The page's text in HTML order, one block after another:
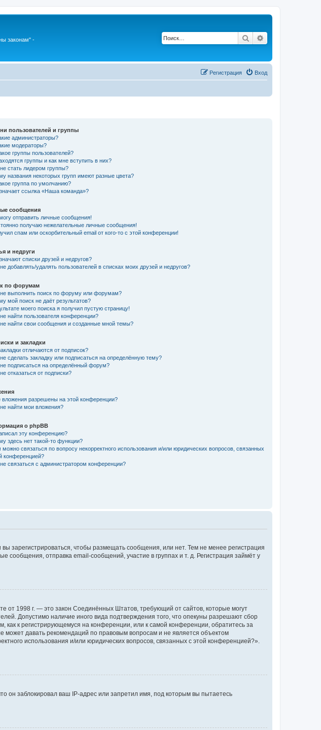
законам" -
Поиск
Вход
Регистрация
пользователей и группы
администраторы?
модераторы?
группы пользователей?
группы и как мне вступить в них?
стать лидером группы?
названия некоторых групп имеют разные цвета?
группа по умолчанию?
ссылка «Наша команда»?
сообщения
отправить личные сообщения!
получаю нежелательные личные сообщения!
спам или оскорбительный email от кого-то с этой конференции!
и недруги
списки друзей и недругов?
добавлять/удалять пользователей в списках моих друзей и недругов?
по форумам
выполнить поиск по форуму или форумам?
мой поиск не даёт результатов?
моего поиска я получил пустую страницу!
найти пользователя конференции?
найти свои сообщения и созданные мной темы?
и закладки
отличаются от подписок?
сделать закладку или подписаться на определённую тему?
подписаться на определённый форум?
отказаться от подписки?
вложения разрешены на этой конференции?
найти мои вложения?
о phpBB
эту конференцию?
здесь нет такой-то функции?
можно связаться по вопросу некорректного использования и/или юридических вопросов, связанных
конференцией?
связаться с администратором конференции?
зарегистрироваться, чтобы размещать сообщения, или нет. Тем не менее регистрация
отправка email-сообщений, участие в группах и т. д. Регистрация займёт у
от 1998 г. — это закон Соединённых Штатов, требующий от сайтов, которые могут
Допустимо наличие иного вида подтверждения того, что опекуны разрешают сбор
к регистрирующемуся на конференции, или к самой конференции, обратитесь за
давать рекомендаций по правовым вопросам и не является объектом
использования и/или юридических вопросов, связанных с этой конференцией?».
он заблокировал ваш IP-адрес или запретил имя, под которым вы пытаетесь